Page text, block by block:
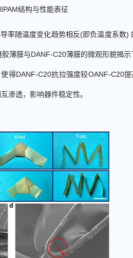
结构与性能表征
率随温度变化趋势相反(即负温度系数)
胶薄膜与DANF-C20薄膜的微观形貌揭
使得DANF-C20抗拉强度较OANF-C20提
渗透，影响器件稳定性。